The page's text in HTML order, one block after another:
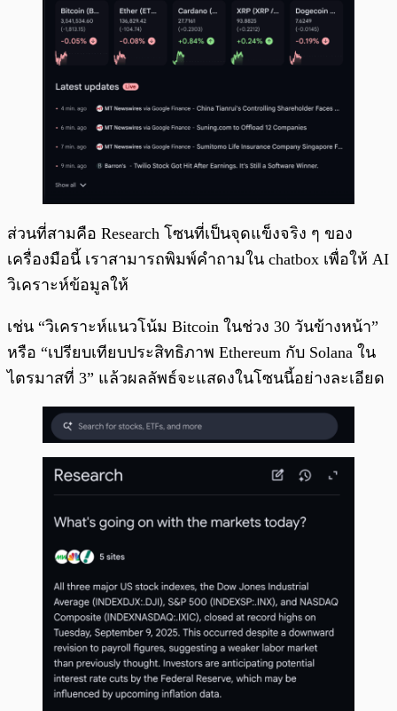
ส่วนที่สามคือ Research โซนที่เป็นจุดแข็งจริง ๆ ของ
เครื่องมือนี้ เราสามารถพิมพ์คำถามใน chatbox เพื่อให้ AI
วิเคราะห์ข้อมูลให้
เช่น “วิเคราะห์แนวโน้ม Bitcoin ในช่วง 30 วันข้างหน้า”
หรือ “เปรียบเทียบประสิทธิภาพ Ethereum กับ Solana ใน
ไตรมาสที่ 3” แล้วผลลัพธ์จะแสดงในโซนนี้อย่างละเอียด